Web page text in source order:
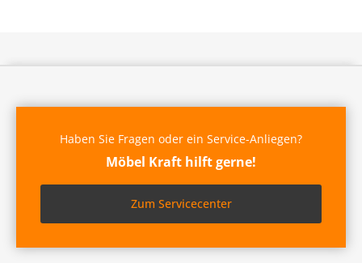
Haben Sie Fragen oder ein Service-Anliegen?
Möbel Kraft hilft gerne!
Zum Servicecenter